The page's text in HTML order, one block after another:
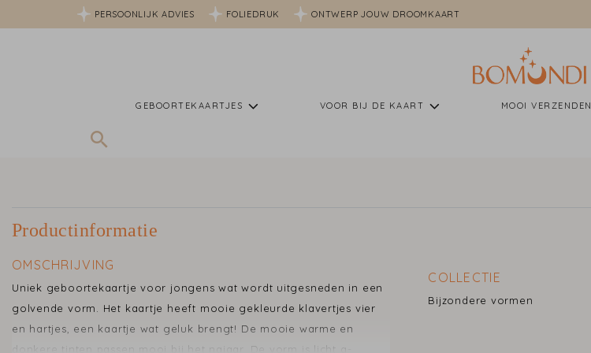
PERSOONLIJK ADVIES FOLIEDRUK ONTWERP JOUW DROOMKAART
GEBOORTEKAARTJES VOOR BIJ DE KAART MOOI VERZENDEN
Productinformatie
OMSCHRIJVING
Uniek geboortekaartje voor jongens wat wordt uitgesneden in een
golvende vorm. Het kaartje heeft mooie gekleurde klavertjes vier
en hartjes, een kaartje wat geluk brengt! De mooie warme en
donkere tinten passen mooi bij het najaar. De vorm is licht a-
COLLECTIE
Bijzondere vormen